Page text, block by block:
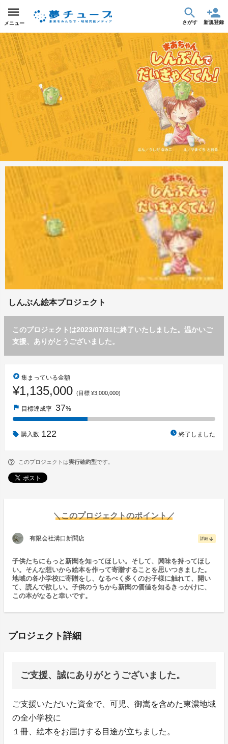
メニュー さがす 新規登録
しんぶん絵本プロジェクト
このプロジェクトは2023/07/31に終了いたしました。温かいご
支援、ありがとうございました。
stars 集まっている金額
¥1,135,000 (目標 ¥3,000,000)
flag 目標達成率 37%
購入数 122 watch_later 終了しました
このプロジェクトは実行確約型です。
＼このプロジェクトのポイント／
有限会社溝口新聞店 詳細 arrow_downward
子供たちにもっと新聞を知ってほしい。そして、興味を持ってほし
い。そんな想いから絵本を作って寄贈することを思いつきました。
地域の各小学校に寄贈をし、なるべく多くのお子様に触れて、開い
て、読んで欲しい。子供のうちから新聞の価値を知るきっかけに、
この本がなると幸いです。
プロジェクト詳細
ご支援、誠にありがとうございました。
ご支援いただいた資金で、可児、御嵩を含めた東濃地域
の全小学校に
１冊、絵本をお届けする目途が立ちました。